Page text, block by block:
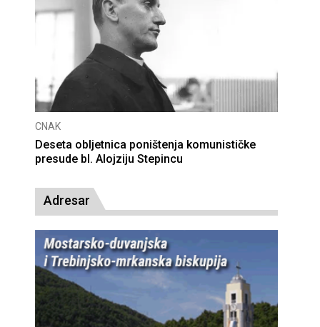
CNAK
Deseta obljetnica poništenja komunističke
presude bl. Alojziju Stepincu
Adresar